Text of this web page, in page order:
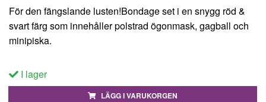
För den fängslande lusten!Bondage set i en snygg röd &
svart färg som innehåller polstrad ögonmask, gagball och
minipiska.
I lager
LÄGG I VARUKORGEN